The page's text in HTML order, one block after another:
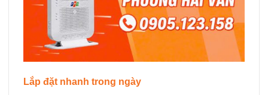
Lắp đặt nhanh trong ngày